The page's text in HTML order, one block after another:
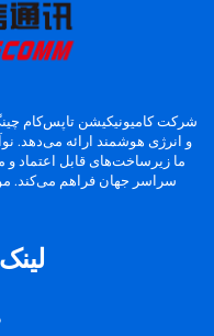
و انرژی هوشمند ارائه می‌دهد.
ما زیرساخت‌های قابل اعتماد
سراسر جهان فراهم می‌کند.